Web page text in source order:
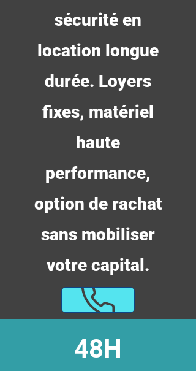
sécurité en
location longue
durée. Loyers
fixes, matériel
haute
performance,
option de rachat
sans mobiliser
votre capital.
48H